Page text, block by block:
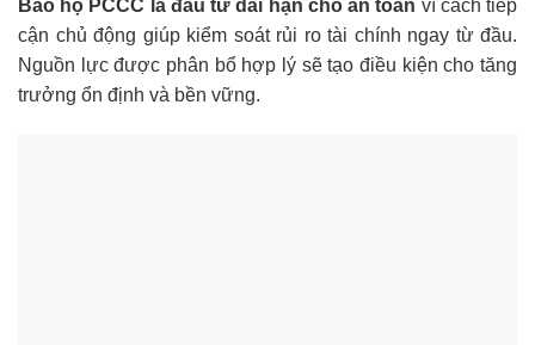
Bảo hộ PCCC là đầu tư dài hạn cho an toàn vì cách tiếp
cận chủ động giúp kiểm soát rủi ro tài chính ngay từ đầu.
Nguồn lực được phân bổ hợp lý sẽ tạo điều kiện cho tăng
trưởng ổn định và bền vững.